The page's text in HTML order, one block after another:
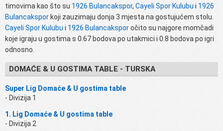
timovima kao što su 1926 Bulancakspor, Cayeli Spor Kulubu i 1926
Bulancakspor koji zauzimaju donja 3 mjesta na gostujućem stolu.
Cayeli Spor Kulubu i 1926 Bulancaksporočito su najgore momčadi
koje igraju u gostima s 0.67 bodova po utakmici i 0.8 bodova po igri
odnosno.
DOMAĆE & U GOSTIMA TABLE - TURSKA
Super Lig Domaće & U gostima table
- Divizija 1
1. Lig Domaće & U gostima table
- Divizija 2